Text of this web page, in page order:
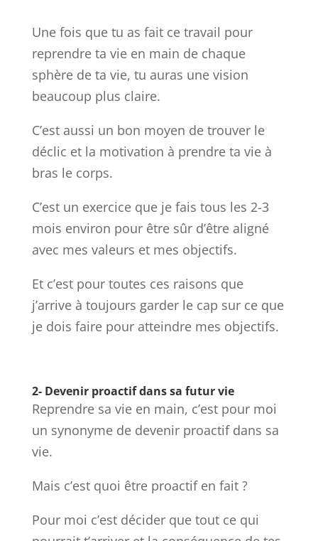
Une fois que tu as fait ce travail pour
reprendre ta vie en main de chaque
sphère de ta vie, tu auras une vision
beaucoup plus claire.
C’est aussi un bon moyen de trouver le
déclic et la motivation à prendre ta vie à
bras le corps.
C’est un exercice que je fais tous les 2-3
mois environ pour être sûr d’être aligné
avec mes valeurs et mes objectifs.
Et c’est pour toutes ces raisons que
j’arrive à toujours garder le cap sur ce que
je dois faire pour atteindre mes objectifs.
2- Devenir proactif dans sa futur vie
Reprendre sa vie en main, c’est pour moi
un synonyme de devenir proactif dans sa
vie.
Mais c’est quoi être proactif en fait ?
Pour moi c’est décider que tout ce qui